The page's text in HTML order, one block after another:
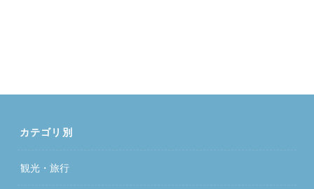
カテゴリ別
観光・旅行